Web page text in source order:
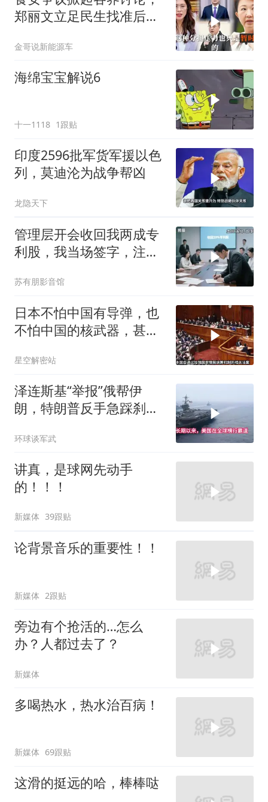
郑丽文立足民生找准后续
金哥说新能源车
海绵宝宝解说6
十一1118 1跟贴
印度2596批军货军援以色
列，莫迪沦为战争帮凶
龙隐天下
管理层开会收回我两成专
利股，我当场签字，注销
苏有朋影音馆
日本不怕中国有导弹，也
不怕中国的核武器，甚至
星空解密站
泽连斯基“举报”俄帮伊
朗，特朗普反手急踩刹
环球谈军武
讲真，是球网先动手
的！！！
新媒体 39跟贴
论背景音乐的重要性！！
新媒体 2跟贴
旁边有个抢活的…怎么
办？人都过去了？
新媒体
多喝热水，热水治百病！
新媒体 69跟贴
这滑的挺远的哈，棒棒哒